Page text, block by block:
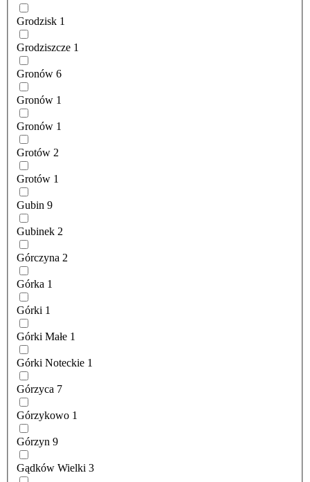
Grodzisk 1
Grodziszcze 1
Gronów 6
Gronów 1
Gronów 1
Grotów 2
Grotów 1
Gubin 9
Gubinek 2
Górczyna 2
Górka 1
Górki 1
Górki Małe 1
Górki Noteckie 1
Górzyca 7
Górzykowo 1
Górzyn 9
Gądków Wielki 3